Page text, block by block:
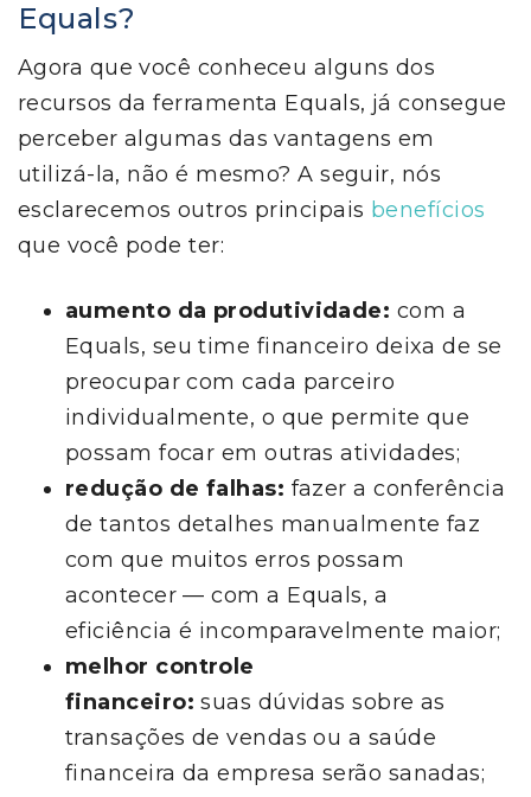
Equals?
Agora que você conheceu alguns dos
recursos da ferramenta Equals, já consegue
perceber algumas das vantagens em
utilizá-la, não é mesmo? A seguir, nós
esclarecemos outros principais benefícios
que você pode ter:
aumento da produtividade: com a
Equals, seu time financeiro deixa de se
preocupar com cada parceiro
individualmente, o que permite que
possam focar em outras atividades;
redução de falhas: fazer a conferência
de tantos detalhes manualmente faz
com que muitos erros possam
acontecer — com a Equals, a
eficiência é incomparavelmente maior;
melhor controle
financeiro: suas dúvidas sobre as
transações de vendas ou a saúde
financeira da empresa serão sanadas;